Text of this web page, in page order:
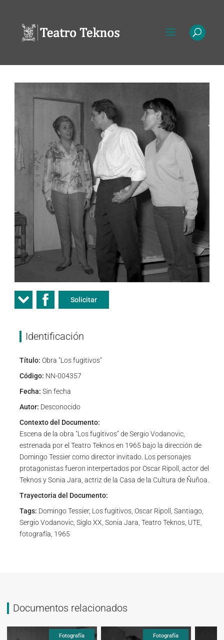
Solicitar
Identificación
Título: Obra "Los fugitivos"
Código: NN-004357
Fecha: Sin fecha
Autor: Desconocido
Contexto del Documento:
Escena de la obra "Los fugitivos" de Sergio Vodanovic,
estrenada por el Teatro Teknos en 1965 bajo la dirección de
Domingo Tessier como director invitado. Los personajes
protagonistas fueron interpertados por Oscar Ripoll, actor del
Teknos y Sonia Jara, actriz de la Casa de la Cultura de Ñuñoa.
Trayectoria del Documento:
Tags: Domingo Tessier, Los fugitivos, Oscar Ripoll, Santiago,
Sergio Vodanovic, Siglo XX, Sonia Jara, Teatro Teknos, UTE,
fotografía, 1965
Documentos relacionados
Fotografía Fotografía